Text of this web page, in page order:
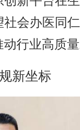
会办医同
行业高质
新坐标